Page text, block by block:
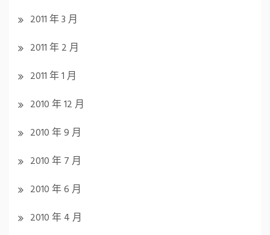
2011 年 3 月
2011 年 2 月
2011 年 1 月
2010 年 12 月
2010 年 9 月
2010 年 7 月
2010 年 6 月
2010 年 4 月